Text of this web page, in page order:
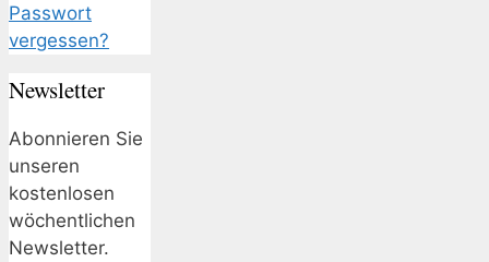
Passwort
vergessen?
Newsletter
Abonnieren Sie
unseren
kostenlosen
wöchentlichen
Newsletter.